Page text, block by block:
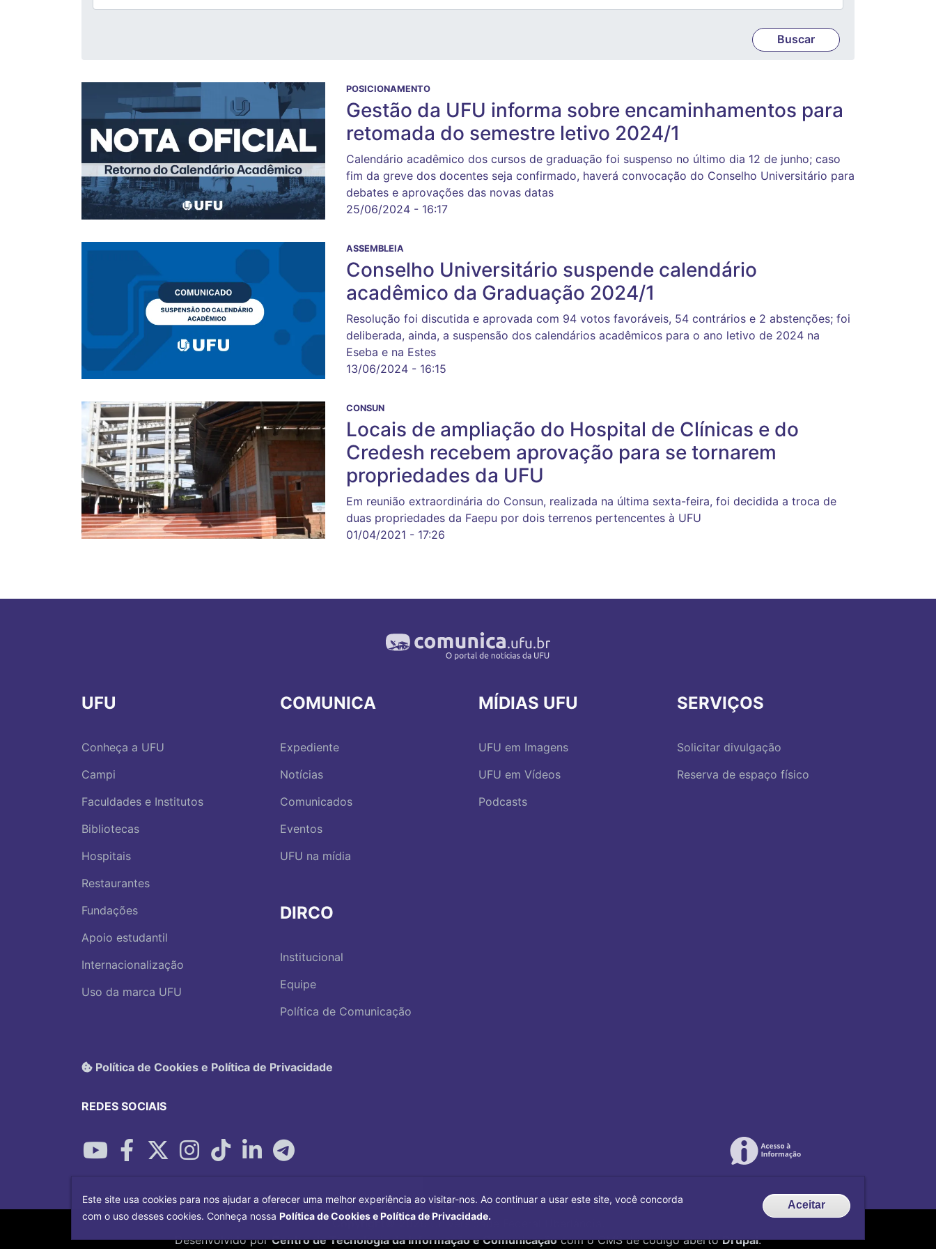
POSICIONAMENTO
Gestão da UFU informa sobre encaminhamentos para
retomada do semestre letivo 2024/1
Calendário acadêmico dos cursos de graduação foi suspenso no último dia 12 de junho; caso
fim da greve dos docentes seja confirmado, haverá convocação do Conselho Universitário para
debates e aprovações das novas datas
25/06/2024 - 16:17
ASSEMBLEIA
Conselho Universitário suspende calendário
acadêmico da Graduação 2024/1
Resolução foi discutida e aprovada com 94 votos favoráveis, 54 contrários e 2 abstenções; foi
deliberada, ainda, a suspensão dos calendários acadêmicos para o ano letivo de 2024 na
Eseba e na Estes
13/06/2024 - 16:15
CONSUN
Locais de ampliação do Hospital de Clínicas e do
Credesh recebem aprovação para se tornarem
propriedades da UFU
Em reunião extraordinária do Consun, realizada na última sexta-feira, foi decidida a troca de
duas propriedades da Faepu por dois terrenos pertencentes à UFU
01/04/2021 - 17:26
UFU
Conheça a UFU
Campi
Faculdades e Institutos
Bibliotecas
Hospitais
Restaurantes
Fundações
Apoio estudantil
Internacionalização
Uso da marca UFU
COMUNICA
Expediente
Notícias
Comunicados
Eventos
UFU na mídia
DIRCO
Institucional
Equipe
Política de Comunicação
MÍDIAS UFU
UFU em Imagens
UFU em Vídeos
Podcasts
SERVIÇOS
Solicitar divulgação
Reserva de espaço físico
Política de Cookies e Política de Privacidade
REDES SOCIAIS
Copyright©2026Universidade Federal Uberlândia.
Desenvolvido porCentro de Tecnologia da Informação e Comunicaçãocom o CMS de código abertoDrupal.
Este site usa cookies para nos ajudar a oferecer uma melhor experiência ao visitar-nos. Ao continuar a usar este site, você concorda
com o uso desses cookies. Conheça nossa Política de Cookies e Política de Privacidade.
Aceitar